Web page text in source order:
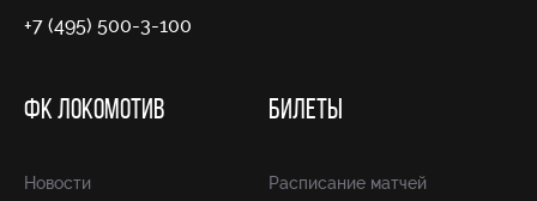
+7 (495) 500-3-100
ФК ЛОКОМОТИВ
Новости
БИЛЕТЫ
Расписание матчей